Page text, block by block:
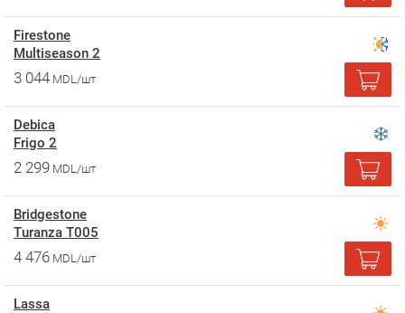
Firestone
Multiseason 2
3 044 MDL/шт
Debica
Frigo 2
2 299 MDL/шт
Bridgestone
Turanza T005
4 476 MDL/шт
Lassa